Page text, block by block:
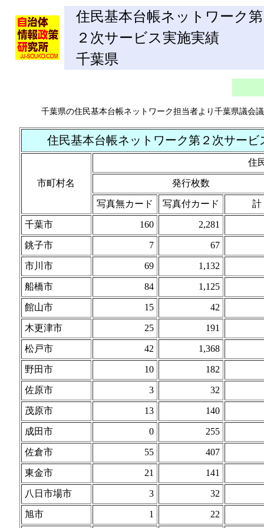
住民基本台帳ネットワーク第
２次サービス実施実績
千葉県
千葉県の住民基本台帳ネットワーク担当者より千葉県議会
住民基本台帳ネットワーク第２次サ
市町村名
住
発行枚数
写真無カード 写真付カード 計
千葉市 160 2,281
銚子市 7 67
市川市 69 1,132
船橋市 84 1,125
館山市 15 42
木更津市 25 191
松戸市 42 1,368
野田市 10 182
佐原市 3 32
茂原市 13 140
成田市 0 255
佐倉市 55 407
東金市 21 141
八日市場市 3 32
旭市 1 22